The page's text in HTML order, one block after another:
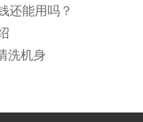
还能用吗​？
洗机身